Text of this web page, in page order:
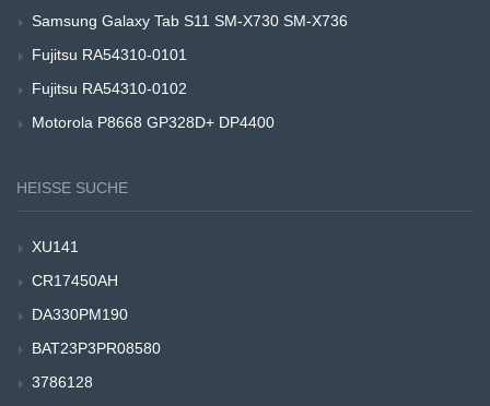
Samsung Galaxy Tab S11 SM-X730 SM-X736
Fujitsu RA54310-0101
Fujitsu RA54310-0102
Motorola P8668 GP328D+ DP4400
HEISSE SUCHE
XU141
CR17450AH
DA330PM190
BAT23P3PR08580
3786128